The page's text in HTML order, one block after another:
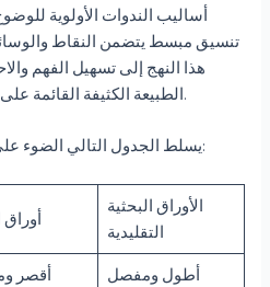
أساليب الندوات الأولوية
تنسيق مبسط يتضمن النقاط
هذا النهج إلى تسهيل الفهم
الطبيعة الكثيفة القائمة على السرد لأوراق البحث التقليدية.
يسلط الجدول التالي الضوء على الاختلافات الهيكلية الرئيسية:
أوراق
الأوراق البحثية
التقليدية
أقصر أطول ومفصل